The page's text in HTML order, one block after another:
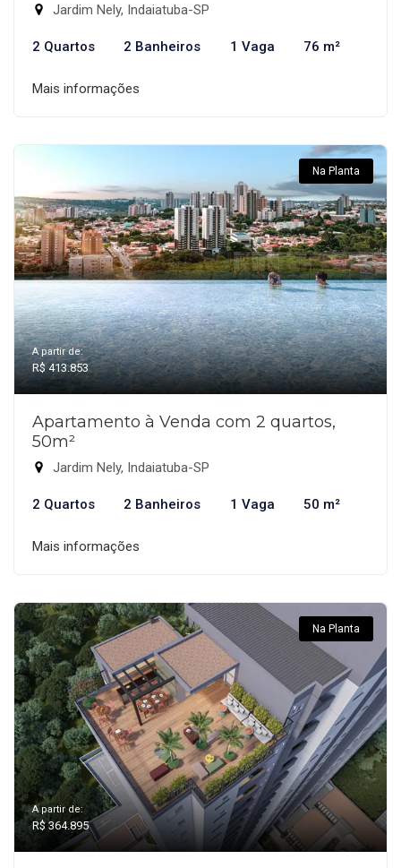
Jardim Nely, Indaiatuba-SP
2 Quartos 2 Banheiros 1 Vaga 76 m²
Mais informações
Na Planta
A partir de:
R$ 413.853
Apartamento à Venda com 2 quartos,
50m²
Jardim Nely, Indaiatuba-SP
2 Quartos 2 Banheiros 1 Vaga 50 m²
Mais informações
Na Planta
A partir de:
R$ 364.895